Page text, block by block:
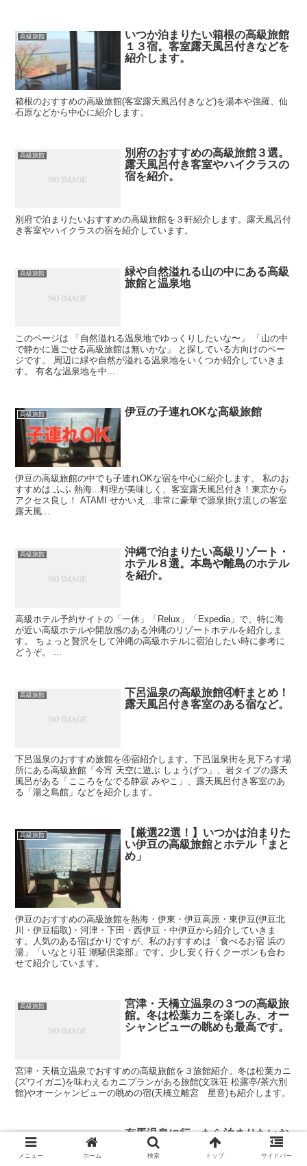
高級旅館
いつか泊まりたい箱根の高級旅館
１３宿。客室露天風呂付きなどを
紹介します。
箱根のおすすめの高級旅館(客室露天風呂付きなど)を湯本や強羅、仙
石原などから中心に紹介します。
高級旅館
別府のおすすめの高級旅館３選。
露天風呂付き客室やハイクラスの
宿を紹介。
別府で泊まりたいおすすめの高級旅館を３軒紹介します。露天風呂付
き客室やハイクラスの宿を紹介しています。
高級旅館
緑や自然溢れる山の中にある高級
旅館と温泉地
このページは 「自然溢れる温泉地でゆっくりしたいな〜」 「山の中
で静かに過ごせる高級旅館は無いかな」 と探している方向けのペー
ジです。 周辺に緑や自然が溢れる温泉地をいくつか紹介していきま
す。 有名な温泉地を中...
高級旅館 伊豆の子連れOKな高級旅館
伊豆の高級旅館の中でも子連れOKな宿を中心に紹介します。 私のお
すすめは ふふ 熱海...料理が美味しく、客室露天風呂付き！東京から
アクセス良し！ ATAMI せかいえ...非常に豪華で源泉掛け流しの客室
露天風...
高級旅館
沖縄で泊まりたい高級リゾート・
ホテル８選。本島や離島のホテル
を紹介。
高級ホテル予約サイトの「一休」「Relux」「Expedia」で、特に海
が近い高級ホテルや開放感のある沖縄のリゾートホテルを紹介しま
す。 ちょっと贅沢をして沖縄の高級ホテルに宿泊したい時に参考に
どうぞ。 ...
高級旅館
下呂温泉の高級旅館④軒まとめ！
露天風呂付き客室のある宿など。
下呂温泉のおすすめ旅館を④宿紹介します。下呂温泉街を見下ろす場
所にある高級旅館「今宵 天空に遊ぶ しょうげつ」、岩タイプの露天
風呂がある「こころをなでる静寂 みやこ」、露天風呂付き客室のあ
る「湯之島館」などを紹介します。
高級旅館
【厳選22選！】いつかは泊まりた
い伊豆の高級旅館とホテル「まと
め」
伊豆のおすすめの高級旅館を熱海・伊東・伊豆高原・東伊豆(伊豆北
川・伊豆稲取)・河津・下田・西伊豆・中伊豆から紹介していきま
す。人気のある宿ばかりですが、私のおすすめは「食べるお宿 浜の
湯」「いなとり荘 潮騒倶楽部」です。少し安く行くクーポンも合わ
せて紹介しています。
高級旅館
宮津・天橋立温泉の３つの高級旅
館。冬は松葉カニを楽しみ、オー
シャンビューの眺めも最高です。
宮津・天橋立温泉でおすすめの高級旅館を３旅館紹介。冬は松葉カニ
(ズワイガニ)を味わえるカニプランがある旅館(文珠荘 松露亭/茶六別
館)やオーシャンビューの眺めの宿(天橋立離宮 星音)も紹介します。
有馬温泉に行ったら泊まりたいお
すすめ高級旅館。金泉や銀泉、神
戸牛(但馬牛)が楽しめるお宿。
メニュー ホーム 検索 トップ サイドバー